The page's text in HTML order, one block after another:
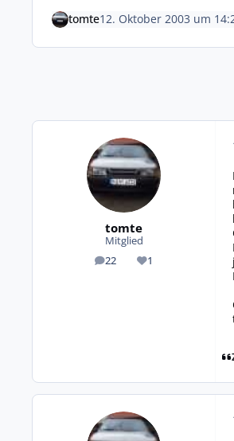
tomte12. Oktober 2003 um
tomte
Mitglied
22
Beiträge 1
Reputation